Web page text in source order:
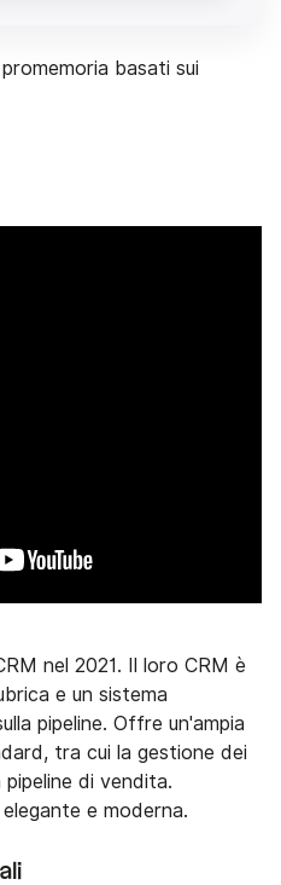
basati sui
nel 2021. Il loro CRM è
e un sistema
pipeline. Offre un'ampia
tra cui la gestione dei
di vendita.
e moderna.